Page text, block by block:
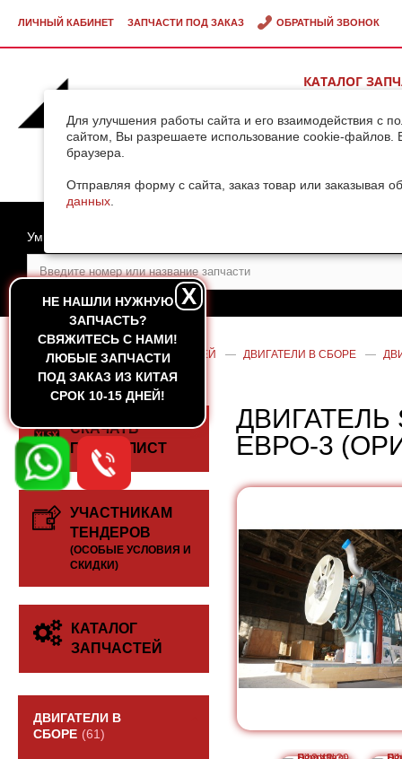
Для улучшения работы сайта и его взаимодействия с
сайтом, Вы разрешаете использование cookie-файлов.
браузера.
Отправляя форму с сайта, заказ товар или заказывая
данных
ЛИЧНЫЙ КАБИНЕТ ЗАПЧАСТИ ПОД ЗАКАЗ ОБРАТНЫЙ ЗВОНОК
КАТАЛОГ
НЕ НАШЛИ НУЖНУЮ
ЗАПЧАСТЬ?
CВЯЖИТЕСЬ С НАМИ!
ЛЮБЫЕ ЗАПЧАСТИ
ПОД ЗАКАЗ ИЗ КИТАЯ
СРОК 10-15 ДНЕЙ!
X
Умный поиск
ГЛАВНАЯ — КАТАЛОГ ЗАПЧАСТЕЙ — ДВИГАТЕЛИ В СБОРЕ —
(ОРИГИНАЛ)
СКАЧАТЬ
ПРАЙС-ЛИСТ
УЧАСТНИКАМ
ТЕНДЕРОВ
(ОСОБЫЕ УСЛОВИЯ И
СКИДКИ)
КАТАЛОГ
ЗАПЧАСТЕЙ
ДВИГАТЕЛИ В
СБОРЕ (61)
ДВИГАТЕЛЬ
ЕВРО-3